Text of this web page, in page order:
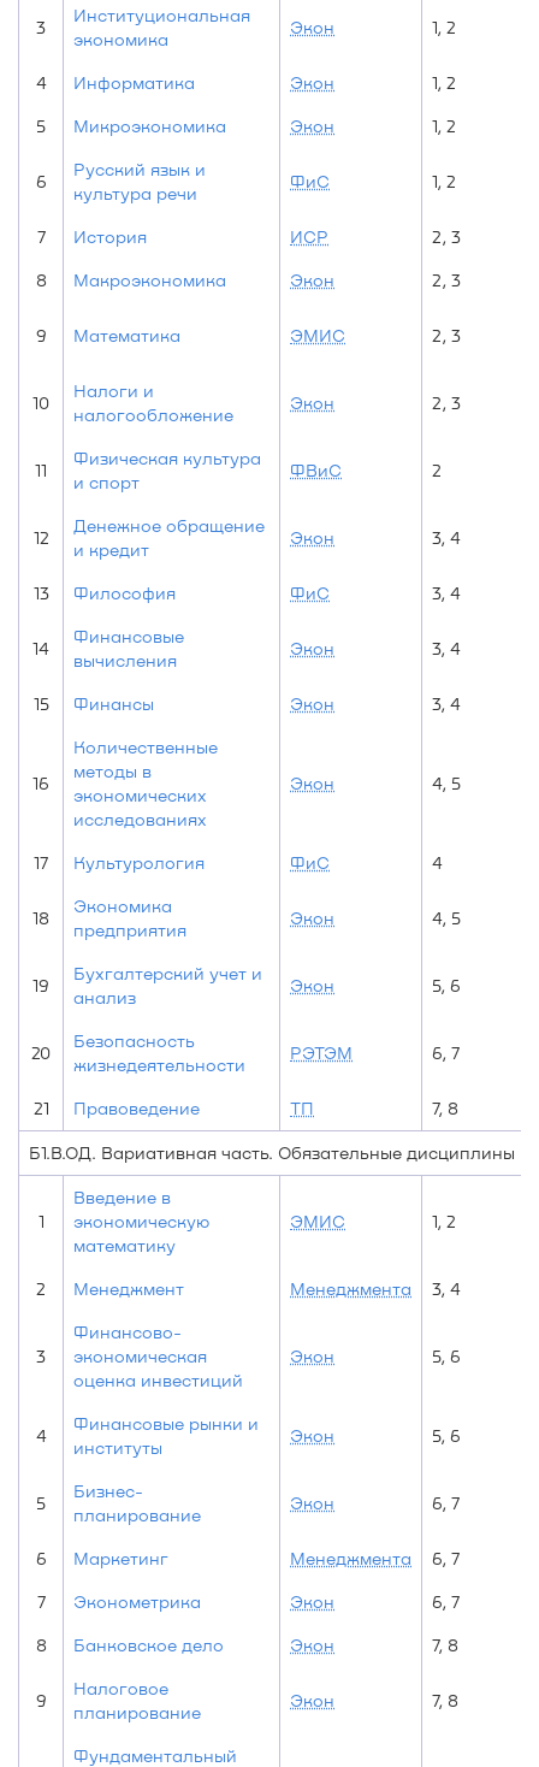
3
Институциональная
экономика
Экон 1, 2
4 Информатика Экон 1, 2
5 Микроэкономика Экон 1, 2
6
Русский язык и
культура речи
ФиС 1, 2
7 История ИСР 2, 3
8 Макроэкономика Экон 2, 3
9 Математика ЭМИС 2, 3
10
Налоги и
налогообложение
Экон 2, 3
11
Физическая культура
и спорт
ФВиС 2
12
Денежное обращение
и кредит
Экон 3, 4
13 Философия ФиС 3, 4
14
Финансовые
вычисления
Экон 3, 4
15 Финансы Экон 3, 4
16
Количественные
методы в
экономических
исследованиях
Экон 4, 5
17 Культурология ФиС 4
18
Экономика
предприятия
Экон 4, 5
19
Бухгалтерский учет и
анализ
Экон 5, 6
20
Безопасность
жизнедеятельности
РЭТЭМ 6, 7
21 Правоведение ТП 7, 8
Б1.В.ОД. Вариативная часть. Обязательные дисциплины
1
Введение в
экономическую
математику
ЭМИС 1, 2
2 Менеджмент Менеджмента 3, 4
3
Финансово-
экономическая
оценка инвестиций
Экон 5, 6
4
Финансовые рынки и
институты
Экон 5, 6
5
Бизнес-
планирование
Экон 6, 7
6 Маркетинг Менеджмента 6, 7
7 Эконометрика Экон 6, 7
8 Банковское дело Экон 7, 8
9
Налоговое
планирование
Экон 7, 8
Фундаментальный